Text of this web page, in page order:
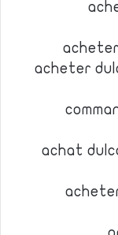
acheter
achat